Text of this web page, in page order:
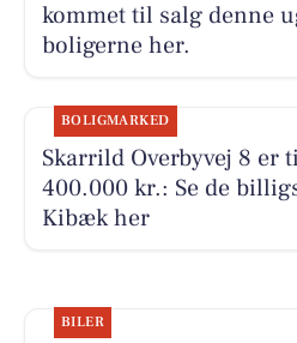
kommet til salg denne
boligerne her.
BOLIGMARKED
Skarrild Overbyvej 8 er
400.000 kr.: Se de
Kibæk her
BILER